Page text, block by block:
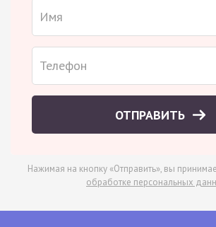
ОТПРАВИТЬ
Нажимая на кнопку «Отправить», вы
обработке персональных